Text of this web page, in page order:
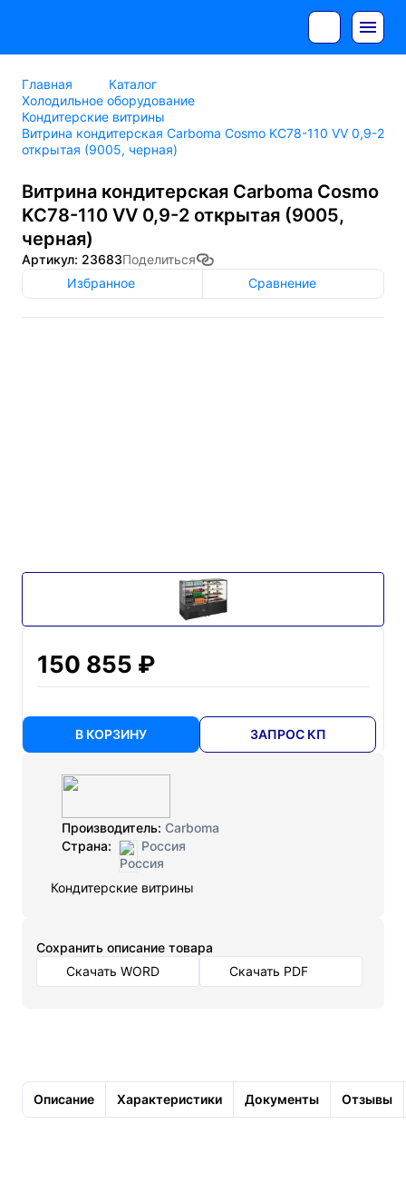
Главная
Каталог
Холодильное оборудование
Кондитерские витрины
Витрина кондитерская Carboma Cosmo KC78-110 VV 0,9-2
открытая (9005, черная)
Витрина кондитерская Carboma Cosmo
KC78-110 VV 0,9-2 открытая (9005,
черная)
Артикул: 23683Поделиться
Избранное
Сравнение
150 855 ₽
В КОРЗИНУ ЗАПРОС КП
Производитель: Carboma
Страна:
Россия
Кондитерские витрины
Cохранить описание товара
Скачать WORD
Скачать PDF
Описание Характеристики Документы Отзывы